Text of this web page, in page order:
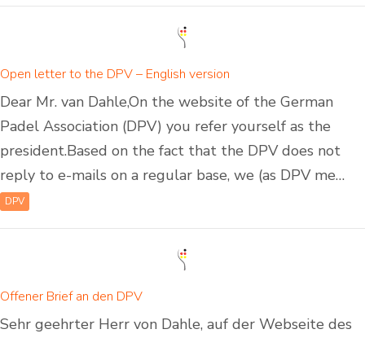
Open letter to the DPV – English version
Dear Mr. van Dahle,On the website of the German
Padel Association (DPV) you refer yourself as the
president.Based on the fact that the DPV does not
reply to e-mails on a regular base, we (as DPV me…
DPV
Offener Brief an den DPV
Sehr geehrter Herr von Dahle, auf der Webseite des